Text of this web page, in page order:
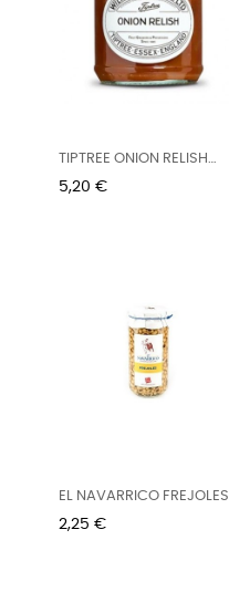
TIPTREE ONION RELISH
210G
Precio
5,20 €
EL NAVARRICO FREJOLES
720/660G
Precio
2,25 €